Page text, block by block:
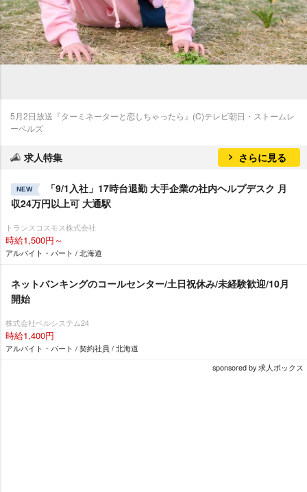
5月2日放送『ターミネーターと恋しちゃったら』(C)テレビ朝日・ストームレ
ーベルズ
求人特集 さらに見る
NEW
「9/1入社」17時台退勤 大手企業の社内ヘルプデスク 月
収24万円以上可 大通駅
トランスコスモス株式会社
時給1,500円～
アルバイト・パート / 北海道
ネットバンキングのコールセンター/土日祝休み/未経験歓迎/10月
開始
株式会社ベルシステム24
時給1,400円
アルバイト・パート / 契約社員 / 北海道
sponsored by 求人ボックス